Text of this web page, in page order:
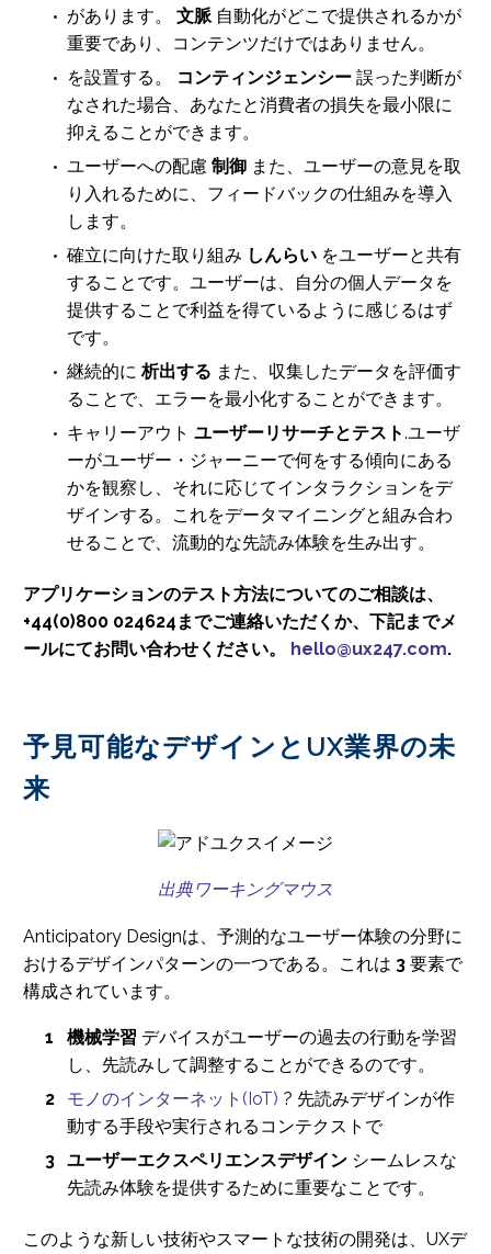
があります。 文脈自動化がどこで提供されるかが
重要であり、コンテンツだけではありません。
を設置する。
コンティンジェンシー 誤った判断が
なされた場合、あなたと消費者の損失を最小限に
抑えることができます。
ユーザーへの配慮 制御 また、ユーザーの意見を取
り入れるために、フィードバックの仕組みを導入
します。
確立に向けた取り組み しんらい をユーザーと共有
することです。ユーザーは、自分の個人データを
提供することで利益を得ているように感じるはず
です。
継続的に析出する また、収集したデータを評価す
ることで、エラーを最小化することができます。
キャリーアウト ユーザーリサーチとテスト.ユーザ
ーがユーザー・ジャーニーで何をする傾向にある
かを観察し、それに応じてインタラクションをデ
ザインする。これをデータマイニングと組み合わ
せることで、流動的な先読み体験を生み出す。
アプリケーションのテスト方法についてのご相談は、
+44(0)800 024624までご連絡いただくか、下記までメ
ールにてお問い合わせください。 hello@ux247.com.
予見可能なデザインとUX業界の未
来
出典ワーキングマウス
Anticipatory Designは、予測的なユーザー体験の分野に
おけるデザインパターンの一つである。これは 3 要素で
構成されています。
機械学習 デバイスがユーザーの過去の行動を学習
し、先読みして調整することができるのです。
モノのインターネット(IoT) ? 先読みデザインが作
動する手段や実行されるコンテクストで
ユーザーエクスペリエンスデザイン シームレスな
先読み体験を提供するために重要なことです。
このような新しい技術やスマートな技術の開発は、UXデ